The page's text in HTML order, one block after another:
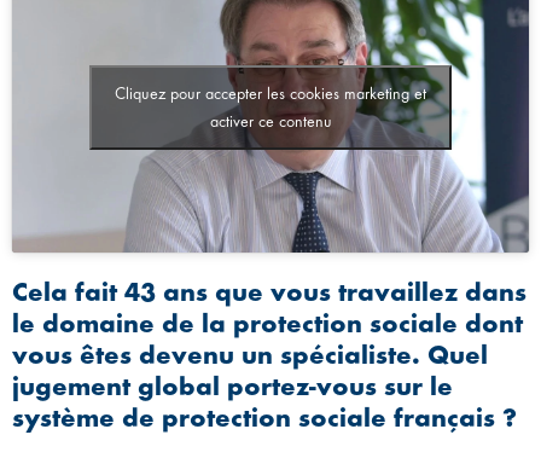
Cliquez pour accepter les cookies marketing et
activer ce contenu
Cela fait 43 ans que vous travaillez dans
le domaine de la protection sociale dont
vous êtes devenu un spécialiste. Quel
jugement global portez-vous sur le
système de protection sociale français ?